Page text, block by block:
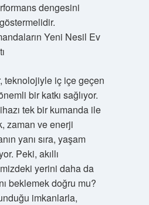
dengesini
Yeni Nesil Ev
teknolojiyle iç içe geçen
bir katkı sağlıyor.
tek bir kumanda ile
zaman ve enerji
yanı sıra, yaşam
Peki, akıllı
yerini daha da
beklemek doğru mu?
imkanlarla,